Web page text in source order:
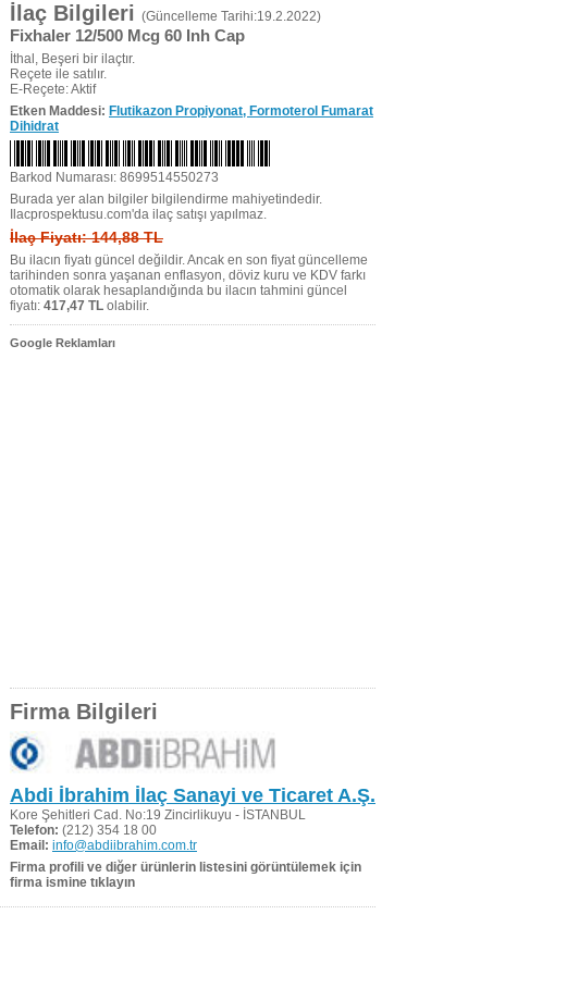
İlaç Bilgileri (Güncelleme Tarihi:19.2.2022)
Fixhaler 12/500 Mcg 60 Inh Cap
İthal, Beşeri bir ilaçtır.
Reçete ile satılır.
E-Reçete: Aktif
Etken Maddesi: Flutikazon Propiyonat, Formoterol Fumarat
Dihidrat
Barkod Numarası: 8699514550273
Burada yer alan bilgiler bilgilendirme mahiyetindedir.
Ilacprospektusu.com'da ilaç satışı yapılmaz.
İlaç Fiyatı: 144,88 TL
Bu ilacın fiyatı güncel değildir. Ancak en son fiyat güncelleme
tarihinden sonra yaşanan enflasyon, döviz kuru ve KDV farkı
otomatik olarak hesaplandığında bu ilacın tahmini güncel
fiyatı: 417,47 TL olabilir.
Google Reklamları
Firma Bilgileri
Abdi İbrahim İlaç Sanayi ve Ticaret A.Ş.
Kore Şehitleri Cad. No:19 Zincirlikuyu - İSTANBUL
Telefon: (212) 354 18 00
Email: info@abdiibrahim.com.tr
Firma profili ve diğer ürünlerin listesini görüntülemek için
firma ismine tıklayın